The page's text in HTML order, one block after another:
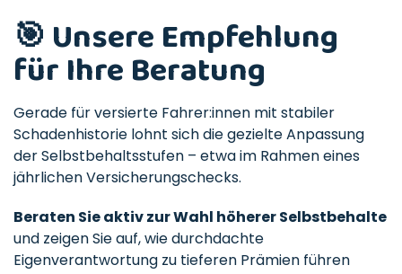
🎯 Unsere Empfehlung
für Ihre Beratung
Gerade für versierte Fahrer:innen mit stabiler
Schadenhistorie lohnt sich die gezielte Anpassung
der Selbstbehaltsstufen – etwa im Rahmen eines
jährlichen Versicherungschecks.
Beraten Sie aktiv zur Wahl höherer Selbstbehalte
und zeigen Sie auf, wie durchdachte
Eigenverantwortung zu tieferen Prämien führen